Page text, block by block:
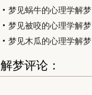
梦见蜗牛的心理学解梦
梦见被咬的心理学解梦
梦见木瓜的心理学解梦
解梦评论：